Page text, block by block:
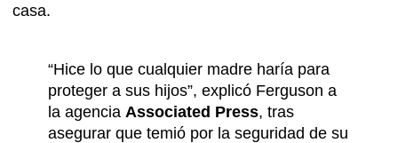
casa.
“Hice lo que cualquier madre haría para
proteger a sus hijos”, explicó Ferguson a
la agencia Associated Press, tras
asegurar que temió por la seguridad de su